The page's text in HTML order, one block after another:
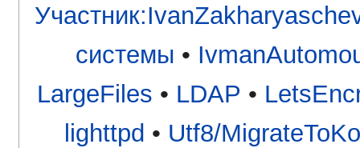
системы •
LargeFiles • LDAP •
lighttpd • Utf8/